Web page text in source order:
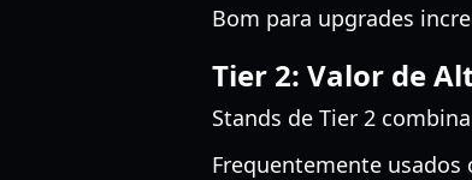
Bom para upgrades
Tier 2: Valor de
Stands de Tier 2
Frequentemente usados